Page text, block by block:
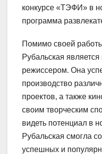
конкурсе «ТЭФИ» в
программа
Помимо своей
Рубальская
режиссером. Она
производство
проектов, а также
своим творческим
видеть потенциал в
Рубальская смогла
успешных и